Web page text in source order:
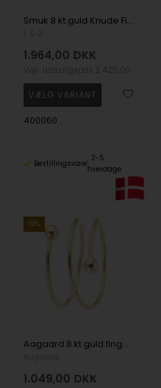
Smuk 8 kt guld Knude Fingerring fra L & G
1.964,00 DKK
400060
Bestillingsvare
3-5
hverdage
19%
Aagaard 8 kt guld fingerring, Spiral
1.049,00 DKK